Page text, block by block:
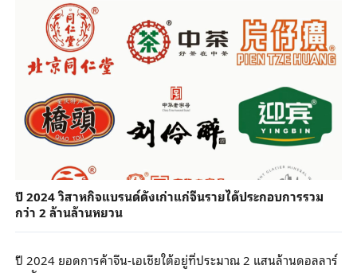
ปี 2024 วิสาหกิจแบรนด์ดังเก่าแก่จีนรายได้ประกอบการรวม
กว่า 2 ล้านล้านหยวน
ปี 2024 ยอดการค้าจีน-เอเชียใต้อยู่ที่ประมาณ 2 แสนล้านดอลลาร์